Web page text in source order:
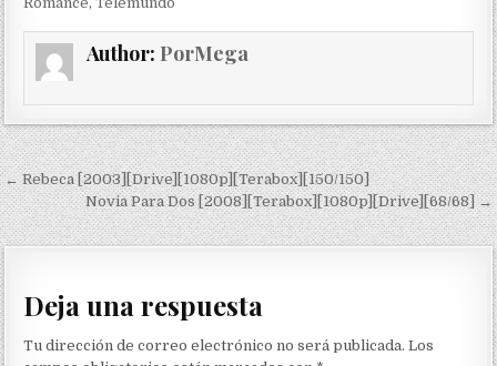
Author: PorMega
Navegación de entradas
← Rebeca [2003][Drive][1080p][Terabox][150/150]
Novia Para Dos [2008][Terabox][1080p][Drive][68/68] →
Deja una respuesta
Tu dirección de correo electrónico no será publicada. Los